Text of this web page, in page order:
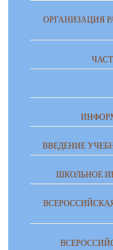
ОРГАНИЗАЦИЯ
ВВЕДЕНИЕ
ШКОЛЬНОЕ